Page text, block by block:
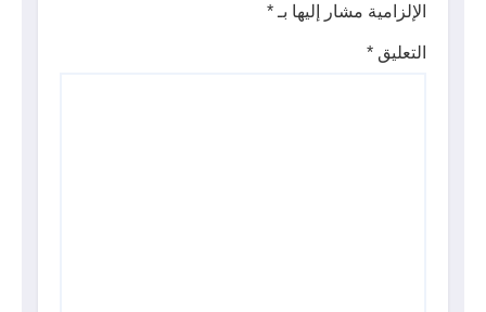
الإلزامية مشار إليها بـ *
التعليق *